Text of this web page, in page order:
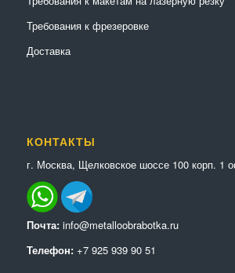
Требования к фрезеровке
Доставка
КОНТАКТЫ
г. Москва, Щелковское шоссе 100 корп. 1
Почта: info@metalloobrabotka.ru
Телефон: +7 925 939 90 51